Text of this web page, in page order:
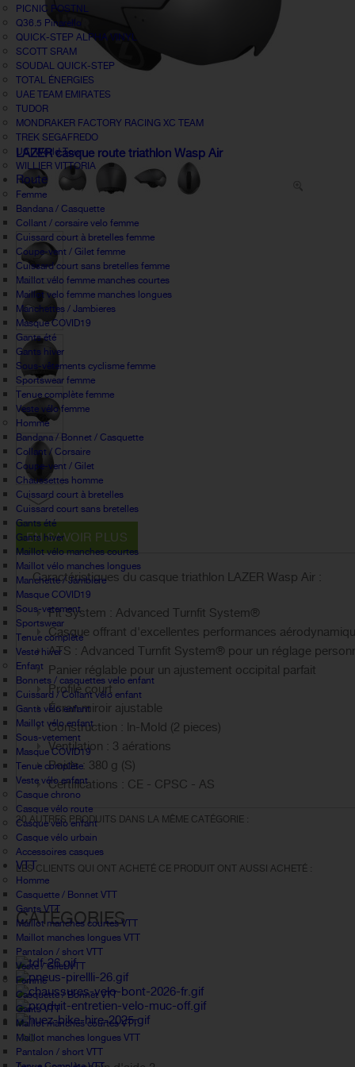
PICNIC POSTNL
Q36.5 Pinarello
QUICK-STEP ALPHA VINYL
SCOTT SRAM
SOUDAL QUICK-STEP
TOTAL ÉNERGIES
UAE TEAM EMIRATES
TUDOR
MONDRAKER FACTORY RACING XC TEAM
TREK SEGAFREDO
UCI World Tour
WILLIER VITTORIA
Route
Femme
Bandana / Casquette
Collant / corsaire velo femme
Cuissard court à bretelles femme
Coupe-vent / Gilet femme
Cuissard court sans bretelles femme
Maillot vélo femme manches courtes
Maillot velo femme manches longues
Manchettes / Jambieres
Masque COVID19
Gants été
Gants hiver
Sous-vêtements cyclisme femme
Sportswear femme
Tenue complète femme
Veste vélo femme
Homme
Bandana / Bonnet / Casquette
Collant / Corsaire
Coupe-vent / Gilet
Chaussettes homme
Cuissard court à bretelles
Cuissard court sans bretelles
Gants été
Gants hiver
Maillot vélo manches courtes
Maillot vélo manches longues
Manchette / Jambiere
Masque COVID19
Sous-vetement
Sportswear
Tenue complète
Veste hiver
Enfant
Bonnets / casquettes velo enfant
Cuissard / Collant vélo enfant
Gants vélo enfant
Maillot vélo enfant
Sous-vetement
Masque COVID19
Tenue complète
Veste vélo enfant
Casque chrono
Casque vélo route
Casque vélo enfant
Casque vélo urbain
Accessoires casques
VTT
Homme
Casquette / Bonnet VTT
Gants VTT
Maillot manches courtes VTT
Maillot manches longues VTT
Pantalon / short VTT
Veste / Gilet VTT
Femme
Casquette / Bonnet VTT
Gants VTT
Maillot manches courtes VTT
Maillot manches longues VTT
Pantalon / short VTT
LAZER casque route triathlon Wasp Air
EN SAVOIR PLUS
Caractéristiques du casque triathlon LAZER Wasp Air :
Fit System : Advanced Turnfit System®
Casque offrant d'excellentes performances
ATS : Advanced Turnfit System® pour un réglage
Panier réglable pour un ajustement occipital parfait
Profilé court
Écran miroir ajustable
Construction : ln-Mold (2 pieces)
Ventilation : 3 aérations
Poids : 380 g (S)
Certifications : CE - CPSC - AS
20 AUTRES PRODUITS DANS LA MÊME CATÉGORIE :
LES CLIENTS QUI ONT ACHETÉ CE PRODUIT ONT AUSSI ACHETÉ :
CATÉGORIES
FAQ